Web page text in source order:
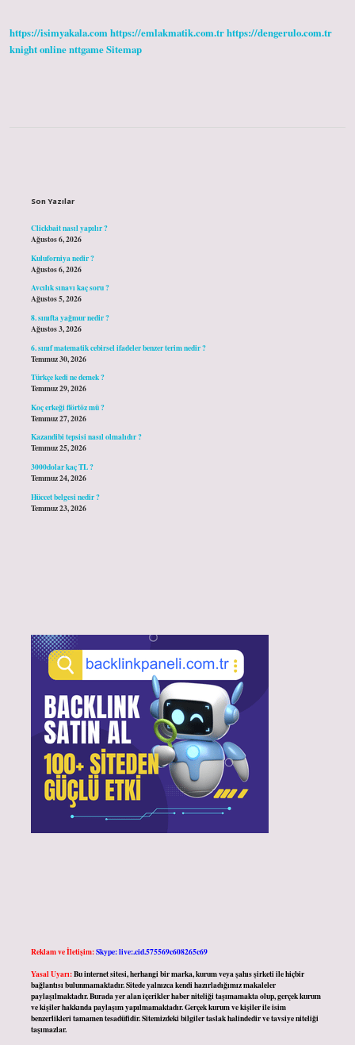
https://isimyakala.comhttps://emlakmatik.com.trhttps://dengerulo.com.tr
knight onlinenttgameSitemap
Son Yazılar
Clickbait nasıl yapılır ?
Ağustos 6, 2026
Kuluforniya nedir ?
Ağustos 6, 2026
Avcılık sınavı kaç soru ?
Ağustos 5, 2026
8. sınıfta yağmur nedir ?
Ağustos 3, 2026
6. sınıf matematik cebirsel ifadeler benzer terim nedir ?
Temmuz 30, 2026
Türkçe kedi ne demek ?
Temmuz 29, 2026
Koç erkeği flörtöz mü ?
Temmuz 27, 2026
Kazandibi tepsisi nasıl olmalıdır ?
Temmuz 25, 2026
3000dolar kaç TL ?
Temmuz 24, 2026
Hüccet belgesi nedir ?
Temmuz 23, 2026
Reklam ve İletişim:Skype: live:.cid.575569c608265c69
Yasal Uyarı:Bu internet sitesi, herhangi bir marka, kurum veya şahıs şirketi ile hiçbir
bağlantısı bulunmamaktadır. Sitede yalnızca kendi hazırladığımız makaleler
paylaşılmaktadır. Burada yer alan içerikler haber niteliği taşımamakta olup, gerçek kurum
ve kişiler hakkında paylaşım yapılmamaktadır. Gerçek kurum ve kişiler ile isim
benzerlikleri tamamen tesadüfidir. Sitemizdeki bilgiler taslak halindedir ve tavsiye niteliği
taşımazlar.